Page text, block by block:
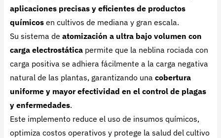
aplicaciones precisas y eficientes de productos
químicos en cultivos de mediana y gran escala.
Su sistema de atomización a ultra bajo volumen con
carga electrostática permite que la neblina rociada con
carga positiva se adhiera fácilmente a la carga negativa
natural de las plantas, garantizando una cobertura
uniforme y mayor efectividad en el control de plagas
y enfermedades.
Este implemento reduce el uso de insumos químicos,
optimiza costos operativos y protege la salud del cultivo